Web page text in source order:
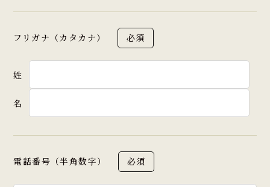
フリガナ（カタカナ） 必須
姓
名
電話番号（半角数字） 必須